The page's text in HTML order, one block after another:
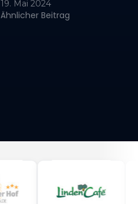
19. Mai 2024
Ähnlicher Beitrag